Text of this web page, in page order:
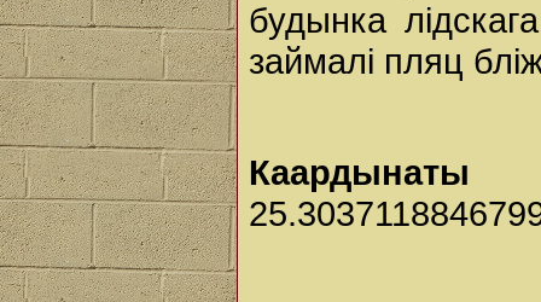
будынка
займалі пляц
Каардынаты